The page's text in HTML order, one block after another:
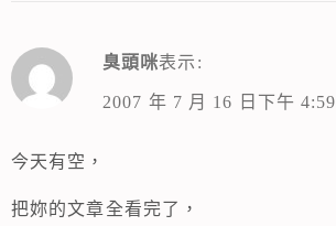
臭頭咪表示:
2007 年 7 月 16 日下午 4:59
今天有空，
把妳的文章全看完了，